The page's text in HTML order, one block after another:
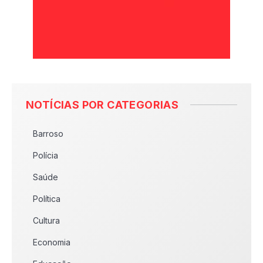
NOTÍCIAS POR CATEGORIAS
Barroso
Polícia
Saúde
Política
Cultura
Economia